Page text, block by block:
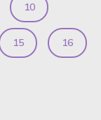
10
15 16